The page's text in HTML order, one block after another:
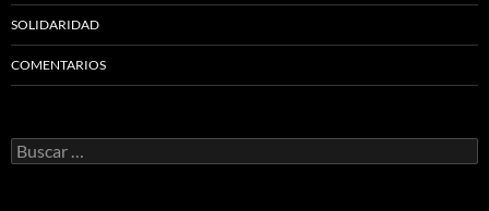
SOLIDARIDAD
COMENTARIOS
Buscar: